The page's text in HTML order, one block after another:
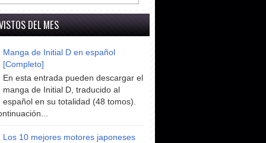
DEL MES
Manga de Initial D en español
[Completo]
En esta entrada pueden descargar el
manga de Initial D, traducido al
español en su totalidad (48 tomos).
Los 10 mejores motores japoneses